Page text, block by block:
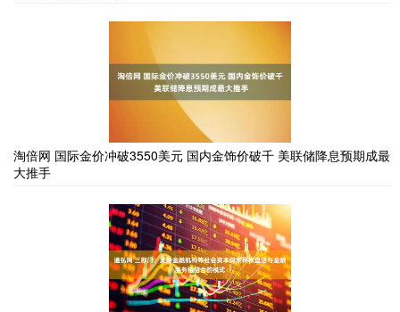
淘倍网 国际金价冲破3550美元 国内金饰价破千 美联储降息预期成最
大推手